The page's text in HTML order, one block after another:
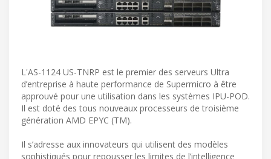
L'AS-1124 US-TNRP est le premier des serveurs Ultra
d’entreprise à haute performance de Supermicro à être
approuvé pour une utilisation dans les systèmes IPU-POD.
Il est doté des tous nouveaux processeurs de troisième
génération AMD EPYC (TM).
Il s’adresse aux innovateurs qui utilisent des modèles
sophistiqués pour repousser les limites de l’intelligence